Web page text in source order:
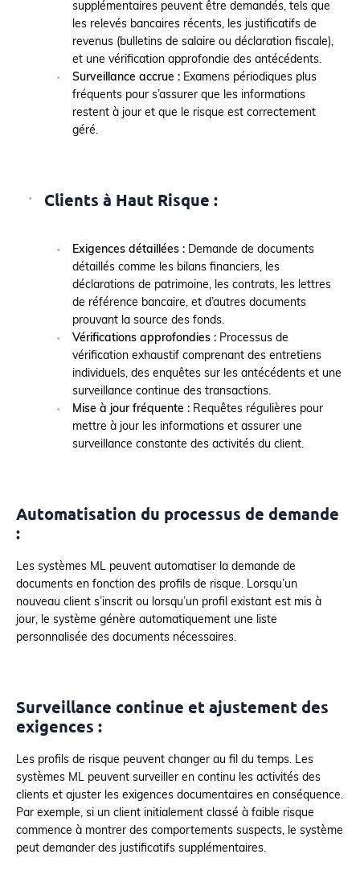
supplémentaires peuvent être demandés, tels que
les relevés bancaires récents, les justificatifs de
revenus (bulletins de salaire ou déclaration fiscale),
et une vérification approfondie des antécédents.
Surveillance accrue : Examens périodiques plus
fréquents pour s’assurer que les informations
restent à jour et que le risque est correctement
géré.
Clients à Haut Risque :
Exigences détaillées : Demande de documents
détaillés comme les bilans financiers, les
déclarations de patrimoine, les contrats, les lettres
de référence bancaire, et d’autres documents
prouvant la source des fonds.
Vérifications approfondies : Processus de
vérification exhaustif comprenant des entretiens
individuels, des enquêtes sur les antécédents et une
surveillance continue des transactions.
Mise à jour fréquente : Requêtes régulières pour
mettre à jour les informations et assurer une
surveillance constante des activités du client.
Automatisation du processus de demande
:
Les systèmes ML peuvent automatiser la demande de
documents en fonction des profils de risque. Lorsqu’un
nouveau client s’inscrit ou lorsqu’un profil existant est mis à
jour, le système génère automatiquement une liste
personnalisée des documents nécessaires.
Surveillance continue et ajustement des
exigences :
Les profils de risque peuvent changer au fil du temps. Les
systèmes ML peuvent surveiller en continu les activités des
clients et ajuster les exigences documentaires en conséquence.
Par exemple, si un client initialement classé à faible risque
commence à montrer des comportements suspects, le système
peut demander des justificatifs supplémentaires.